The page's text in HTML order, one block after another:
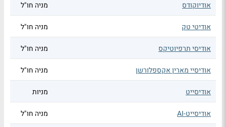
אודיוקודס מניה חו"ל
אודיטי טק מניה חו"ל
אודיסי תרפיוטיקס מניה חו"ל
אודיסיי מארין אקספלורשן מניה חו"ל
אודיסייט מניות
אודיסייט-AI מניה חו"ל